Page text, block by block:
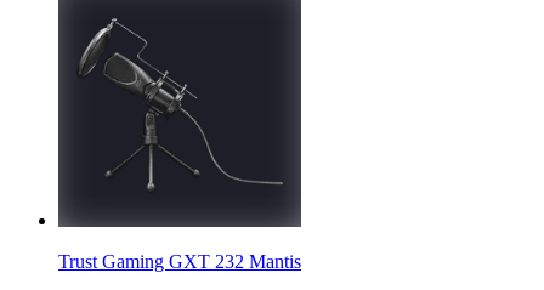
Trust Gaming GXT 232 Mantis